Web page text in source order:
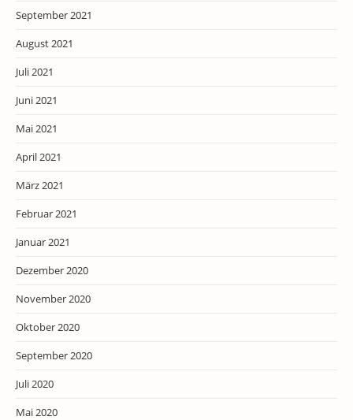
September 2021
August 2021
Juli 2021
Juni 2021
Mai 2021
April 2021
März 2021
Februar 2021
Januar 2021
Dezember 2020
November 2020
Oktober 2020
September 2020
Juli 2020
Mai 2020